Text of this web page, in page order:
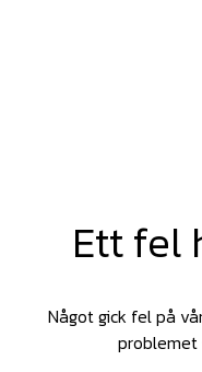
Ett fel
Något gick fel på
problemet